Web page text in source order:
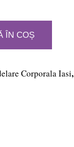
ÎN COȘ
Corporala Iasi,